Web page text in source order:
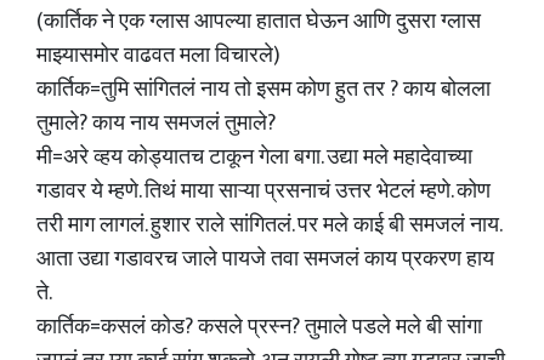
(कार्तिक ने एक ग्लास आपल्या हातात घेऊन आणि दुसरा ग्लास
माझ्यासमोर वाढवत मला विचारले)
कार्तिक=तुमि सांगितलं नाय तो इसम कोण हुत तर ? काय बोलला
तुमाले? काय नाय समजलं तुमाले?
मी=अरे व्हय कोड्यातच टाकून गेला बगा. उद्या मले महादेवाच्या
गडावर ये म्हणे. तिथं माया साऱ्या प्रसनाचं उत्तर भेटलं म्हणे. कोण
तरी माग लागलं. हुशार राले सांगितलं. पर मले काई बी समजलं नाय.
आता उद्या गडावरच जाले पायजे तवा समजलं काय प्रकरण हाय
ते.
कार्तिक=कसलं कोड? कसले प्रस्न? तुमाले पडले मले बी सांगा